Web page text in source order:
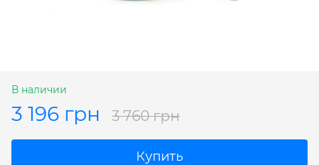
В наличии
3 196 грн 3 760 грн
Купить